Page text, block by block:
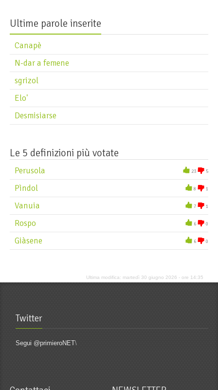
Ultime parole inserite
Canapè
N-dar a femene
sgrizol
Elo'
Desmisiarse
Le 5 definizioni più votate
Perusola 23 5
Pìndol 8 1
Vanuia 7 1
Rospo 6 0
Giàsene 6 0
Ultima modifica: martedì 30 giugno 2026 - ore 14:35
Twitter
Segui @primieroNET\